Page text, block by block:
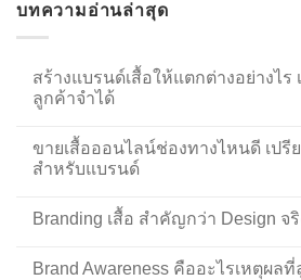
บทความอ่านล่าสุด
สร้างแบรนด์เสื้อให้แตกต่างอย่างไ
ลูกค้าจำได้
ขายเสื้อออนไลน์ช่องทางไหนดี เปรี
สำหรับแบรนด์
Branding เสื้อ สำคัญกว่า Design จ
Brand Awareness คืออะไรเหตุผล